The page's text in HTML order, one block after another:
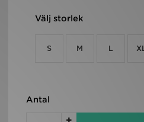
Välj storlek
S M L
Antal